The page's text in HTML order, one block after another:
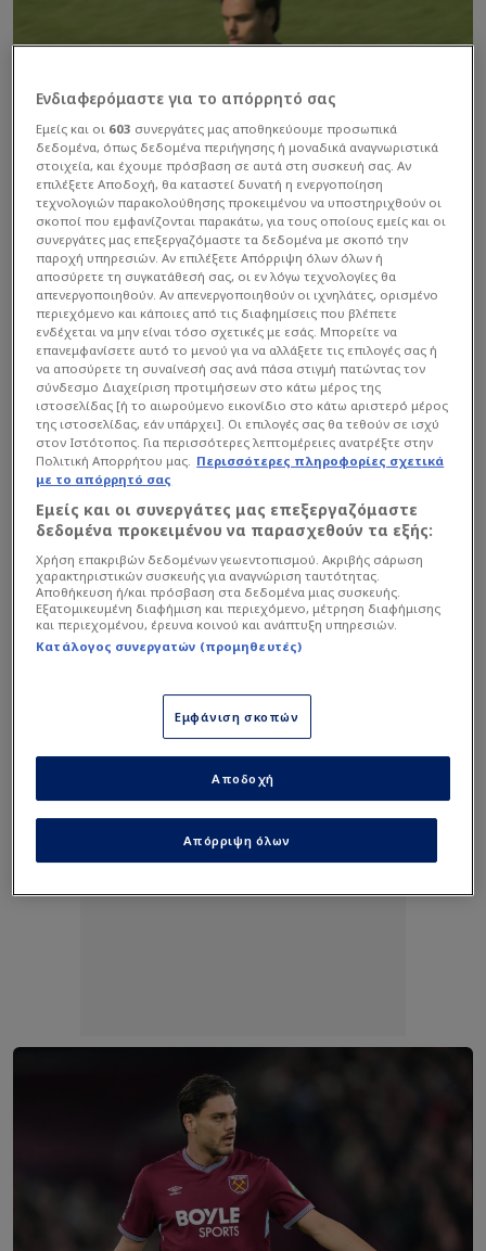
Premier League| 02/05 - 18:19
Άτυχος Μαυροπάνος - Πρώτα έβαλε
αυτογκόλ, μετά του ακύρωσαν γκολ!
(ΒΙΝΤΕΟ)
Δεν τον... ήθελε με τίποτα η μπάλα...
Ενδιαφερόμαστε για το απόρρητό σας
Εμείς και οι 603 συνεργάτες μας αποθηκεύουμε προσωπικά
δεδομένα, όπως δεδομένα περιήγησης ή μοναδικά αναγνωριστικά
στοιχεία, και έχουμε πρόσβαση σε αυτά στη συσκευή σας. Αν
επιλέξετε Αποδοχή, θα καταστεί δυνατή η ενεργοποίηση
τεχνολογιών παρακολούθησης προκειμένου να υποστηριχθούν οι
σκοποί που εμφανίζονται παρακάτω, για τους οποίους εμείς και οι
συνεργάτες μας επεξεργαζόμαστε τα δεδομένα με σκοπό την
παροχή υπηρεσιών. Αν επιλέξετε Απόρριψη όλων όλων ή
αποσύρετε τη συγκατάθεσή σας, οι εν λόγω τεχνολογίες θα
απενεργοποιηθούν. Αν απενεργοποιηθούν οι ιχνηλάτες, ορισμένο
περιεχόμενο και κάποιες από τις διαφημίσεις που βλέπετε
ενδέχεται να μην είναι τόσο σχετικές με εσάς. Μπορείτε να
επανεμφανίσετε αυτό το μενού για να αλλάξετε τις επιλογές σας ή
να αποσύρετε τη συναίνεσή σας ανά πάσα στιγμή πατώντας τον
σύνδεσμο Διαχείριση προτιμήσεων στο κάτω μέρος της
ιστοσελίδας [ή το αιωρούμενο εικονίδιο στο κάτω αριστερό μέρος
της ιστοσελίδας, εάν υπάρχει]. Οι επιλογές σας θα τεθούν σε ισχύ
στον Ιστότοπος. Για περισσότερες λεπτομέρειες ανατρέξτε στην
Πολιτική Απορρήτου μας. Περισσότερες πληροφορίες σχετικά
με το απόρρητό σας
Εμείς και οι συνεργάτες μας επεξεργαζόμαστε
δεδομένα προκειμένου να παρασχεθούν τα εξής:
Χρήση επακριβών δεδομένων γεωεντοπισμού. Ακριβής σάρωση
χαρακτηριστικών συσκευής για αναγνώριση ταυτότητας.
Αποθήκευση ή/και πρόσβαση στα δεδομένα μιας συσκευής.
Εξατομικευμένη διαφήμιση και περιεχόμενο, μέτρηση διαφήμισης
και περιεχομένου, έρευνα κοινού και ανάπτυξη υπηρεσιών.
Κατάλογος συνεργατών (προμηθευτές)
Εμφάνιση σκοπών
Απόρριψη όλων
Αποδοχή